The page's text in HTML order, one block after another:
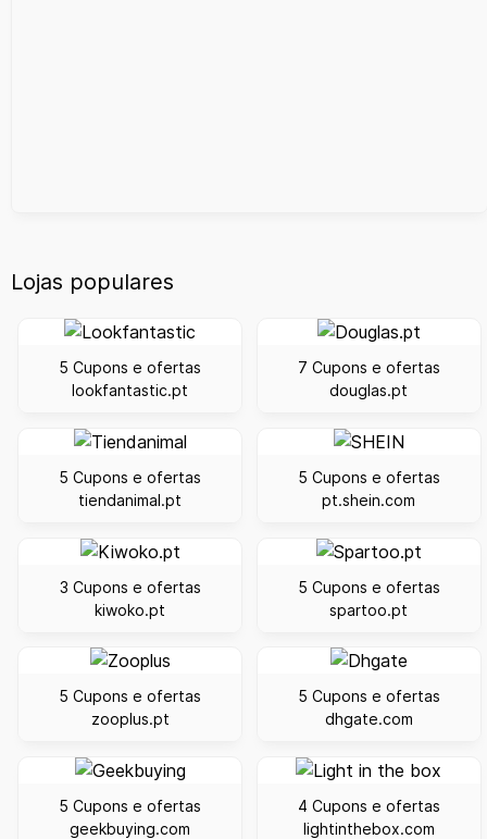
Lojas populares
5 Cupons e ofertas
lookfantastic.pt
7 Cupons e ofertas
douglas.pt
5 Cupons e ofertas
tiendanimal.pt
5 Cupons e ofertas
pt.shein.com
3 Cupons e ofertas
kiwoko.pt
5 Cupons e ofertas
spartoo.pt
5 Cupons e ofertas
zooplus.pt
5 Cupons e ofertas
dhgate.com
5 Cupons e ofertas
geekbuying.com
4 Cupons e ofertas
lightinthebox.com